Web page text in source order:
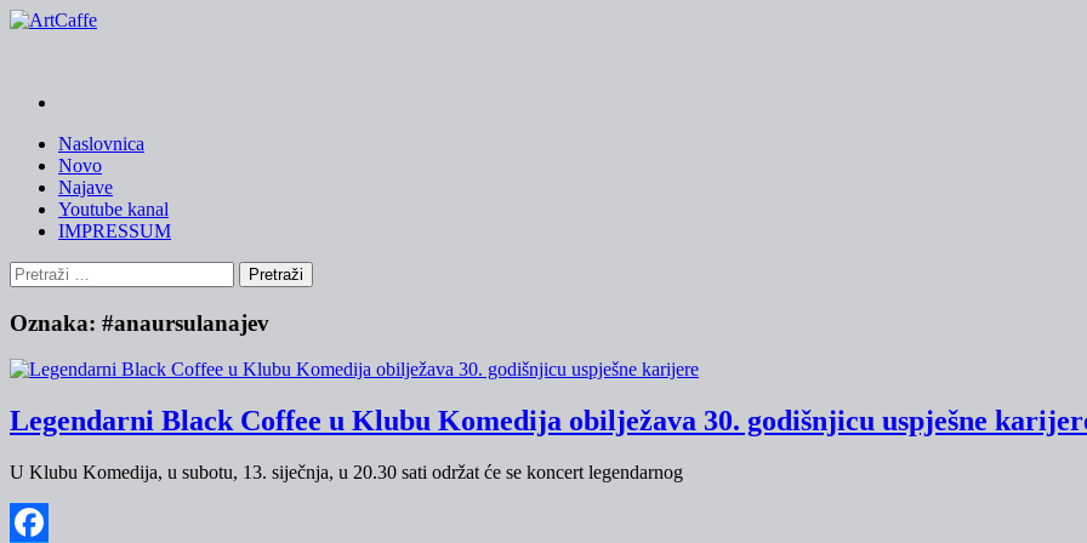
Skip
Naslovnica
Novo
Najave
Youtube kanal
IMPRESSUM
Pretraži:
Oznaka: #anaursulanajev
Legendarni Black Coffee u Klubu Komedija obilježava 30. godišnjicu uspješne
U Klubu Komedija, u subotu, 13. siječnja, u 20.30 sati održat će se koncert legendarnog